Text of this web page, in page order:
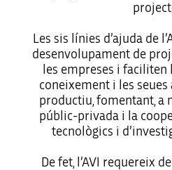
Les sis línies d’ajuda de
desenvolupament de
les empreses i
coneixement i les
productiu, fomentant, a
públic-privada i la
tecnològics i
De fet, l’AVI requereix